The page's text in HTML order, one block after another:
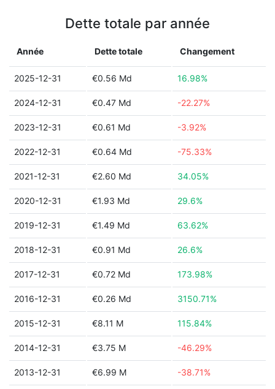
Dette totale par année
Année Dette totale Changement
2025-12-31 €0.56 Md 16.98%
2024-12-31 €0.47 Md -22.27%
2023-12-31 €0.61 Md -3.92%
2022-12-31 €0.64 Md -75.33%
2021-12-31 €2.60 Md 34.05%
2020-12-31 €1.93 Md 29.6%
2019-12-31 €1.49 Md 63.62%
2018-12-31 €0.91 Md 26.6%
2017-12-31 €0.72 Md 173.98%
2016-12-31 €0.26 Md 3150.71%
2015-12-31 €8.11 M 115.84%
2014-12-31 €3.75 M -46.29%
2013-12-31 €6.99 M -38.71%